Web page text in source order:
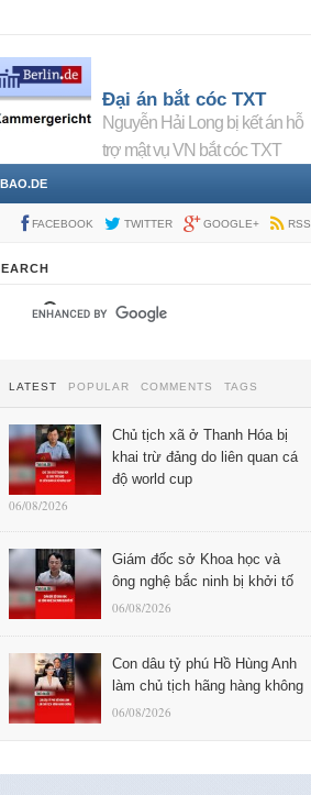
Đại án bắt cóc TXT
Nguyễn Hải Long bị kết án hỗ
trợ mật vụ VN bắt cóc TXT
FACEBOOK TWITTER GOOGLE+ RSS
LATEST POPULAR COMMENTS TAGS
Chủ tịch xã ở Thanh Hóa bị
khai trừ đảng do liên quan cá
độ world cup
06/08/2026
Giám đốc sở Khoa học và
ông nghệ bắc ninh bị khởi tố
06/08/2026
Con dâu tỷ phú Hồ Hùng Anh
làm chủ tịch hãng hàng không
06/08/2026